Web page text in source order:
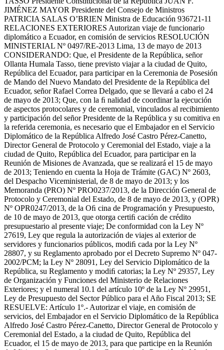
JIMÉNEZ MAYOR Presidente del Consejo de Ministros
PATRICIA SALAS O’BRIEN Ministra de Educación 936721-11
RELACIONES EXTERIORES Autorizan viaje de funcionario
diplomático a Ecuador, en comisión de servicios RESOLUCIÓN
MINISTERIAL Nº 0497/RE-2013 Lima, 13 de mayo de 2013
CONSIDERANDO: Que, el Presidente de la República, señor
Ollanta Humala Tasso, tiene previsto viajar a la ciudad de Quito,
República del Ecuador, para participar en la Ceremonia de Posesión
de Mando del Nuevo Mandato del Presidente de la República del
Ecuador, señor Rafael Correa Delgado, que se llevará a cabo el 24
de mayo de 2013; Que, con la ﬁ nalidad de coordinar la ejecución
de aspectos protocolares y de ceremonial, vinculados al recibimiento
y participación del señor Presidente de la República y su comitiva en
la referida ceremonia, es necesario que el Embajador en el Servicio
Diplomático de la República Alfredo José Castro Pérez-Canetto,
Director General de Protocolo y Ceremonial del Estado, viaje a la
ciudad de Quito, República del Ecuador, para participar en la
Reunión de Misiones de Avanzada, que se realizará el 15 de mayo
de 2013; Teniendo en cuenta la Hoja de Trámite (GAC) Nº 2603,
del Despacho Viceministerial, de 8 de mayo de 2013; y los
Memoranda (PRO) Nº PRO0237/2013, de la Dirección General de
Protocolo y Ceremonial del Estado, de 8 de mayo de 2013, y (OPR)
Nº OPR0247/2013, de la Oﬁ cina de Programación y Presupuesto,
de 10 de mayo de 2013, que otorga certiﬁ cación de crédito
presupuestario al presente viaje; De conformidad con la Ley Nº
27619, Ley que regula la autorización de viajes al exterior de
servidores y funcionarios públicos, modiﬁ cada por la Ley Nº
28807, y su Reglamento aprobado por el Decreto Supremo Nº 047-
2002/PCM; la Ley Nº 28091, Ley del Servicio Diplomático de la
República, su Reglamento y modiﬁ catorias; la Ley Nº 29357, Ley
de Organización y Funciones del Ministerio de Relaciones
Exteriores; y el numeral 10.1 del artículo 10º de la Ley Nº 29951,
Ley de Presupuesto del Sector Público para el Año Fiscal 2013; SE
RESUELVE: Artículo 1º.- Autorizar el viaje, en comisión de
servicios, del Embajador en el Servicio Diplomático de la República
Alfredo José Castro Pérez-Canetto, Director General de Protocolo y
Ceremonial del Estado, a la ciudad de Quito, República del
Ecuador, el 15 de mayo de 2013, para que participe en la Reunión